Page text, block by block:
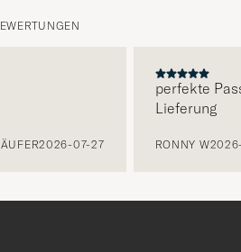
2026-07-27
perfekte
Lieferung
RONNY W